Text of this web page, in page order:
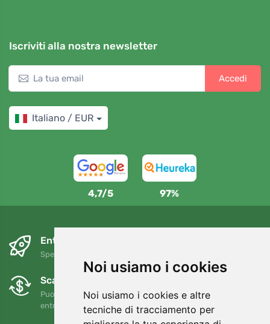
Noi usiamo i cookies
Noi usiamo i cookies e altre
tecniche di tracciamento per
Iscriviti alla nostra newsletter
Accedi
Italiano / EUR
4,7/5 97%
Entro il giorno successivo e gratuitamente
Spedizione gratuita per ordini superiori a 80 EUR
Scambi e resi gratuiti
Puoi restituire o cambiare il tuo ordine in qualsiasi momento
entro 90 giorni